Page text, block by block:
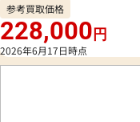
参考買取価格
228,000円
2026年6月17日時点